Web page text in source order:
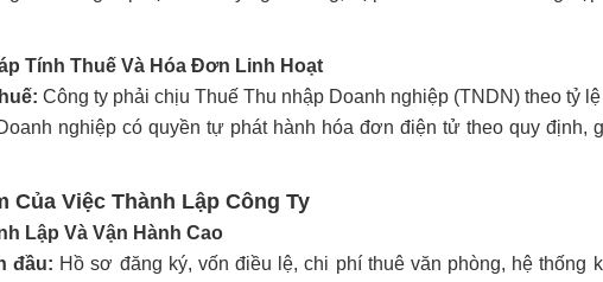
Tính Thuế Và Hóa Đơn Linh Hoạt
Công ty phải chịu Thuế Thu nhập Doanh nghiệp (TNDN) theo tỷ
nghiệp có quyền tự phát hành hóa đơn điện tử theo quy định,
Của Việc Thành Lập Công Ty
Lập Và Vận Hành Cao
đầu: Hồ sơ đăng ký, vốn điều lệ, chi phí thuê văn phòng, hệ thống